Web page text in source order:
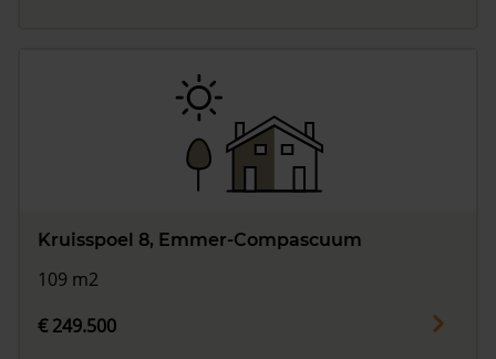
Kruisspoel 8, Emmer-Compascuum
109 m2
€ 249.500